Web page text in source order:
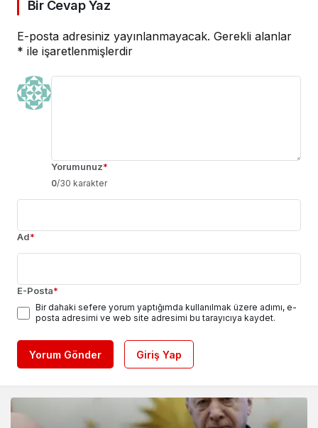
Bir Cevap Yaz
E-posta adresiniz yayınlanmayacak. Gerekli alanlar
* ile işaretlenmişlerdir
Yorumunuz*
0/30 karakter
Ad*
E-Posta*
Bir dahaki sefere yorum yaptığımda kullanılmak üzere adımı, e-
posta adresimi ve web site adresimi bu tarayıcıya kaydet.
Yorum Gönder Giriş Yap